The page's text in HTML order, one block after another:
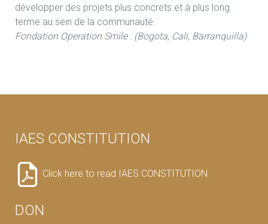
développer des projets plus concrets et à plus long
terme au sein de la communauté.
Fondation Operation Smile : (Bogota, Cali, Barranquilla)
IAES CONSTITUTION
Click here to read IAES CONSTITUTION
DON